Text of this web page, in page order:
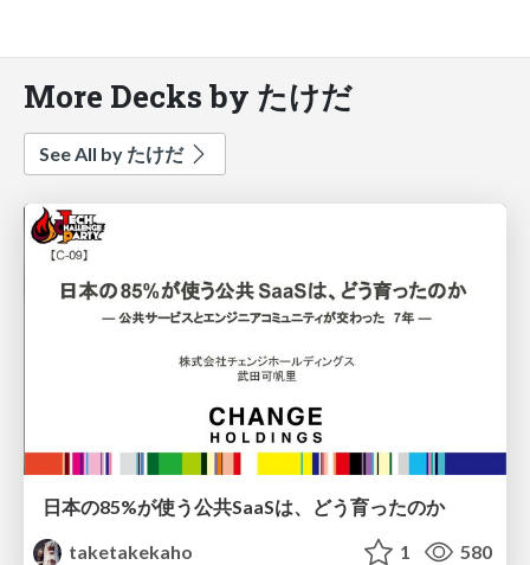
More Decks by たけだ
See All by たけだ
日本の85%が使う公共SaaSは、どう育ったのか
taketakekaho
1 580